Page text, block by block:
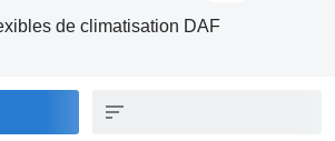
de climatisation DAF